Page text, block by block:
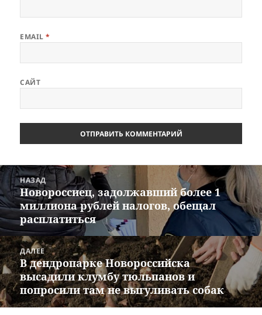
EMAIL*
САЙТ
Навигация
по
записям
НАЗАД
Предыдущая
запись:
Новороссиец, задолжавший более 1
миллиона рублей налогов, обещал
расплатиться
ДАЛЕЕ
Следующая
запись:
В дендропарке Новороссийска
высадили клумбу тюльпанов и
попросили там не выгуливать собак